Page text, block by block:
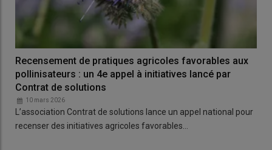
Recensement de pratiques agricoles favorables aux
pollinisateurs : un 4e appel à initiatives lancé par
Contrat de solutions
10 mars 2026
L’association Contrat de solutions lance un appel national pour
recenser des initiatives agricoles favorables…